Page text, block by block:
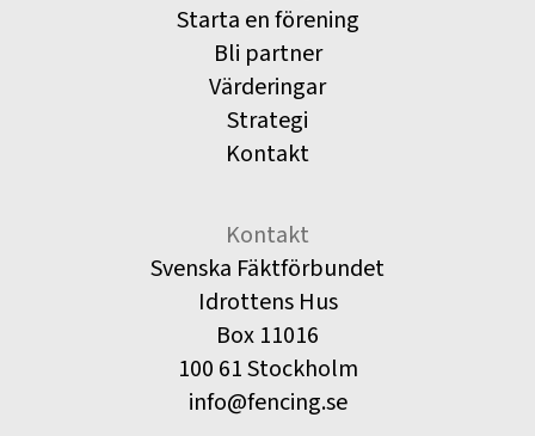
Starta en förening
Bli partner
Värderingar
Strategi
Kontakt
Kontakt
Svenska Fäktförbundet
Idrottens Hus
Box 11016
100 61 Stockholm
info@fencing.se